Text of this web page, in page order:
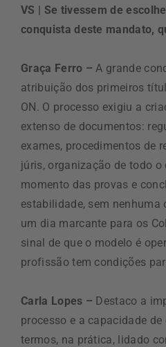
VS | Se tivessem de
conquista deste mandato,
Graça Ferro – A grande
atribuição dos primeiros
ON. O processo exigiu a
extenso de documentos:
exames, procedimentos de
júris, organização de todo o
momento das provas e
estabilidade, sem nenhuma
um dia marcante para os
sinal de que o modelo é
profissão tem condições
Carla Lopes – Destaco a
processo e a capacidade
termos, na prática, lidado